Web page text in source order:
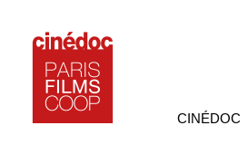
CINÉDOC